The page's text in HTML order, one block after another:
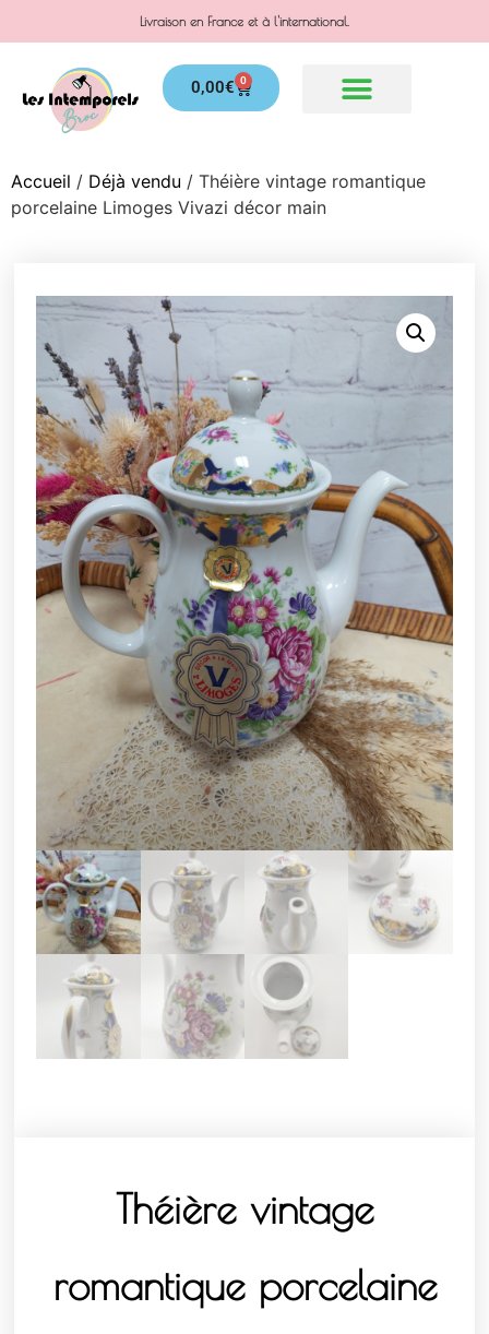
Livraison en France et à l'international.
0,00€ 0
Accueil / Déjà vendu / Théière vintage romantique
porcelaine Limoges Vivazi décor main
Théière vintage
romantique porcelaine